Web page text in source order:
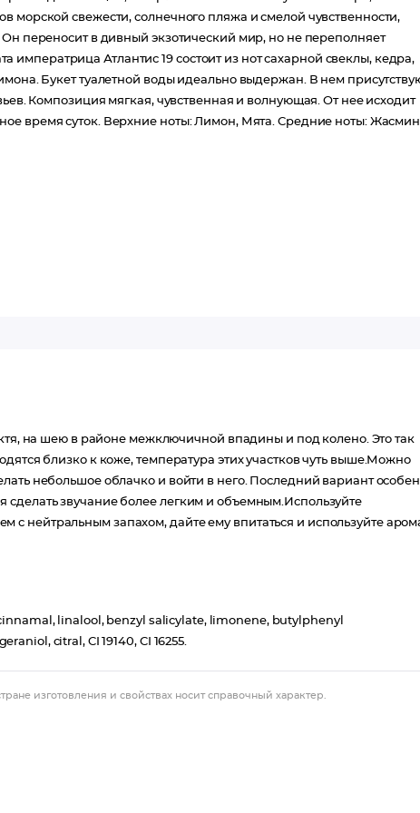
морской свежести, солнечного пляжа и смелой чувственности,
переносит в дивный экзотический мир, но не переполняет
Атлантис 19 состоит из нот сахарной свеклы, кедра,
Букет туалетной воды идеально выдержан. В нем
Композиция мягкая, чувственная и волнующая. От нее исходит
время суток. Верхние ноты: Лимон, Мята. Средние ноты:
на шею в районе межключичной впадины и под колено. Это так
близко к коже, температура этих участков чуть выше.Можно
небольшое облачко и войти в него. Последний вариант
звучание более легким и объемным.Используйте
нейтральным запахом, дайте ему впитаться и используйте
linalool, benzyl salicylate, limonene, butylphenyl
citral, CI 19140, CI 16255.
изготовления и свойствах носит справочный характер.